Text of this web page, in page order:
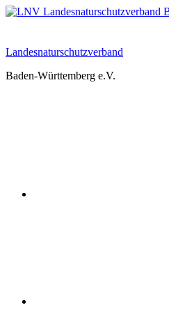
Zum
Landesnaturschutzverband
Baden-Württemberg e.V.